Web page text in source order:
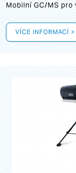
Mobilní GC/MS
VÍCE INFORMACÍ >